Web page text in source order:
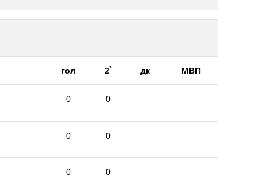
гол 2` дк МВП
0 0
0 0
0 0